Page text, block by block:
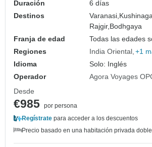
Duración
6 días
Destinos
Varanasi,
Rajgir, Bodhgaya
Franja de edad
Todas las edades
Regiones
India Oriental +1
Idioma
Solo: Inglés
Operador
Agora Voyages
Desde
€985 por persona
Regístrate para acceder a los descuentos
Precio basado en una habitación privada doble